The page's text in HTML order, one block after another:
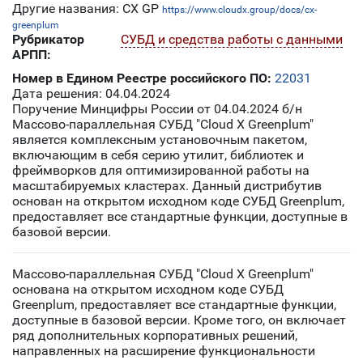
Другие названия: CX GP https://www.cloudx.group/docs/cx-
greenplum
Рубрикатор
АРПП:
СУБД и средства работы с данными
Номер в Едином Реестре российского ПО: 22031
Дата решения: 04.04.2024
Поручение Минцифры России от 04.04.2024 б/н
Массово-параллельная СУБД "Cloud X Greenplum"
является комплексным установочным пакетом,
включающим в себя серию утилит, библиотек и
фреймворков для оптимизированной работы на
масштабируемых кластерах. Данный дистрибутив
основан на открытом исходном коде СУБД Greenplum,
предоставляет все стандартные функции, доступные в
базовой версии.
Массово-параллельная СУБД "Cloud X Greenplum"
основана на открытом исходном коде СУБД
Greenplum, предоставляет все стандартные функции,
доступные в базовой версии. Кроме того, он включает
ряд дополнительных корпоративных решений,
направленных на расширение функциональности